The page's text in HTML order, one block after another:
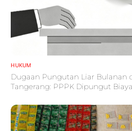
HUKUM
Dugaan Pungutan Liar Bulanan
Tangerang: PPPK Dipungut